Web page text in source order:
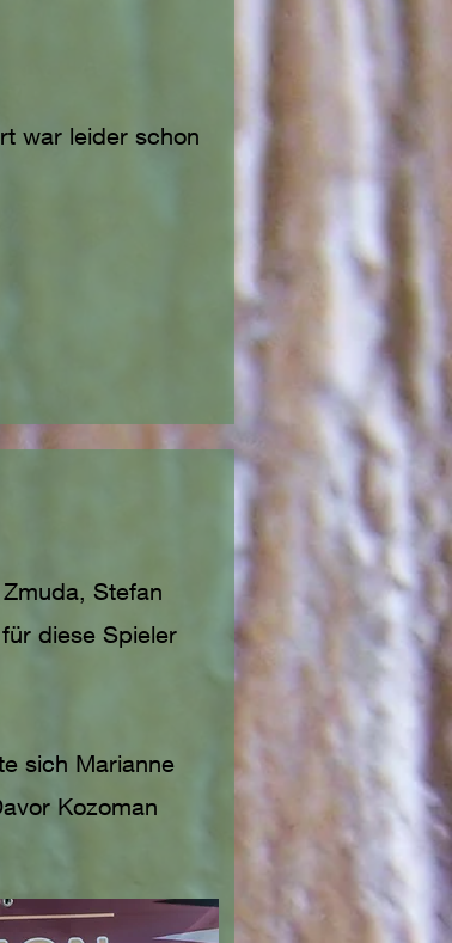
war leider schon
Stefan
diese Spieler
sich Marianne
Kozoman